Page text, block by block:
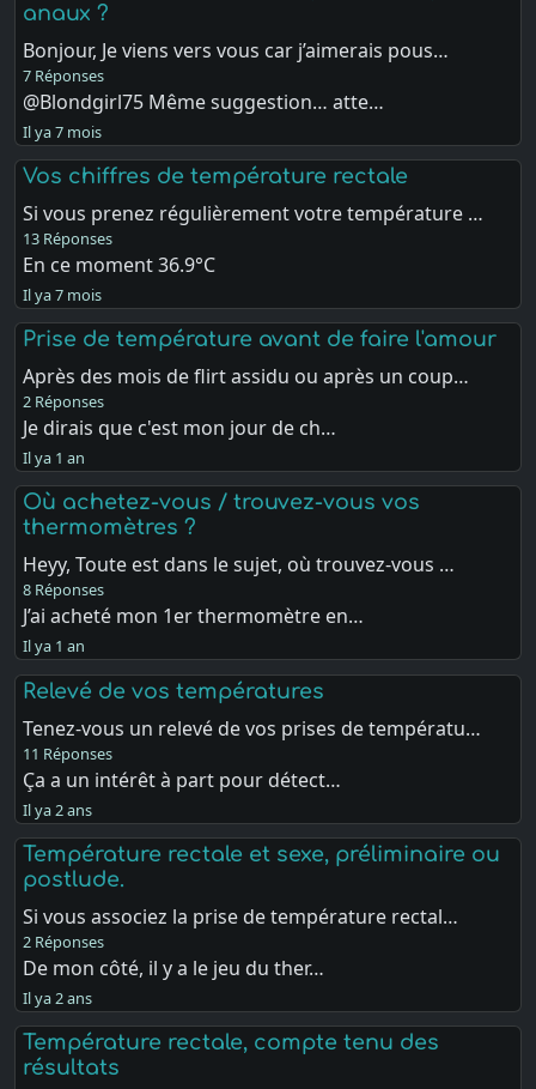
anaux ?
Bonjour, Je viens vers vous car j’aimerais pous…
7 Réponses
@Blondgirl75 Même suggestion… atte…
Il ya 7 mois
Vos chiffres de température rectale
Si vous prenez régulièrement votre température …
13 Réponses
En ce moment 36.9°C
Il ya 7 mois
Prise de température avant de faire l'amour
Après des mois de flirt assidu ou après un coup…
2 Réponses
Je dirais que c'est mon jour de ch…
Il ya 1 an
Où achetez-vous / trouvez-vous vos
thermomètres ?
Heyy, Toute est dans le sujet, où trouvez-vous …
8 Réponses
J’ai acheté mon 1er thermomètre en…
Il ya 1 an
Relevé de vos températures
Tenez-vous un relevé de vos prises de températu…
11 Réponses
Ça a un intérêt à part pour détect…
Il ya 2 ans
Température rectale et sexe, préliminaire ou
postlude.
Si vous associez la prise de température rectal…
2 Réponses
De mon côté, il y a le jeu du ther…
Il ya 2 ans
Température rectale, compte tenu des
résultats